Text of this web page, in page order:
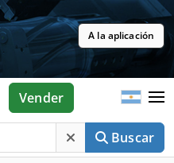
A la aplicación
Buscar
Vender